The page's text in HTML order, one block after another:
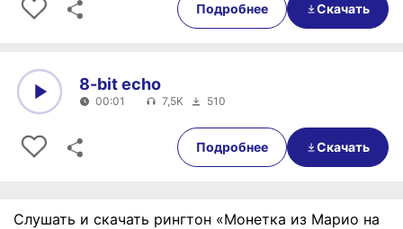
Подробнее Скачать
00:01
8-bit echo
00:01 7,5K 510
Подробнее Скачать
Слушать и скачать рингтон «Монетка из Марио на